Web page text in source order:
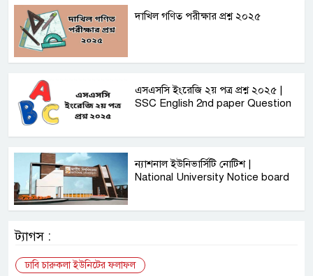
দাখিল গণিত পরীক্ষার প্রশ্ন ২০২৫
এসএসসি ইংরেজি ২য় পত্র প্রশ্ন ২০২৫ |
SSC English‌ 2nd paper Question
ন্যাশনাল ইউনিভার্সিটি নোটিশ |
National University Notice board
ট্যাগস :
ঢাবি চারুকলা ইউনিটের ফলাফল